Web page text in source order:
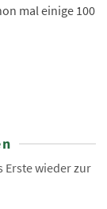
mal einige 100
Erste wieder zur